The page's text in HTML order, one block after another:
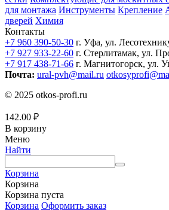
для монтажа Инструменты Крепление
дверей Химия
Контакты
+7 960 390-50-30 г. Уфа, ул.
+7 927 933-22-60 г. Стерлитамак, ул.
+7 917 438-71-66 г. Магнитогорск, ул.
Почта: ural-pvh@mail.ru
© 2025 otkos-profi.ru
142.00 ₽
В корзину
Меню
Найти
Корзина
Корзина
Корзина пуста
Корзина Оформить заказ